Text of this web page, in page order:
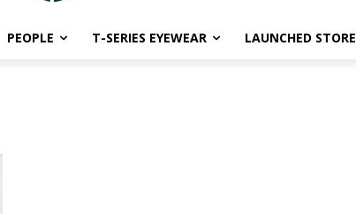
PEOPLE T-SERIES EYEWEAR LAUNCHED STORE